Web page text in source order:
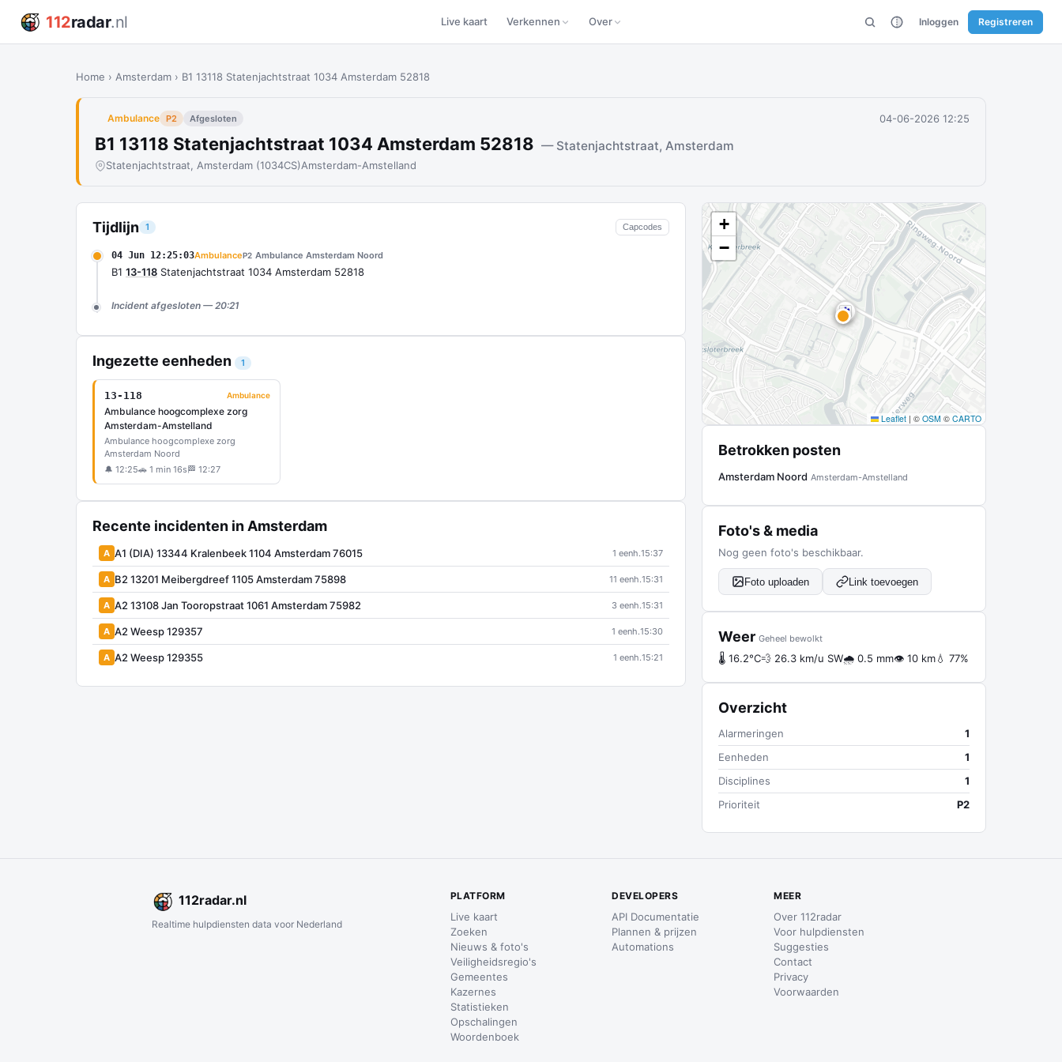
112radar.nl Live kaart Verkennen Over Inloggen Registreren
Home › Amsterdam › B1 13118 Statenjachtstraat 1034 Amsterdam 52818
Ambulance P2 Afgesloten 04-06-2026 12:25
B1 13118 Statenjachtstraat 1034 Amsterdam 52818 — Statenjachtstraat, Amsterdam
Statenjachtstraat, Amsterdam (1034CS)Amsterdam-Amstelland
Tijdlijn 1 Capcodes
04 Jun 12:25:03AmbulanceP2 Ambulance Amsterdam Noord
B1 13-118 Statenjachtstraat 1034 Amsterdam 52818
Incident afgesloten — 20:21
Ingezette eenheden 1
13-118 Ambulance
Ambulance hoogcomplexe zorg
Amsterdam-Amstelland
Ambulance hoogcomplexe zorg
Amsterdam Noord
🔔 12:25🚗 1 min 16s 🏁 12:27
Recente incidenten in Amsterdam
A A1 (DIA) 13344 Kralenbeek 1104 Amsterdam 76015 1 eenh.15:37
A B2 13201 Meibergdreef 1105 Amsterdam 75898 11 eenh.15:31
A A2 13108 Jan Tooropstraat 1061 Amsterdam 75982 3 eenh.15:31
A A2 Weesp 129357 1 eenh.15:30
A A2 Weesp 129355 1 eenh.15:21
+
−
Leaflet | © OSM © CARTO
Betrokken posten
Amsterdam Noord Amsterdam-Amstelland
Foto's & media
Nog geen foto's beschikbaar.
Foto uploaden Link toevoegen
Weer Geheel bewolkt
🌡 16.2°C💨 26.3 km/u SW🌧 0.5 mm👁 10 km💧 77%
Overzicht
Alarmeringen
1
Eenheden
1
Disciplines
1
Prioriteit
P2
112radar.nl
Realtime hulpdiensten data voor Nederland
PLATFORM
Live kaart
Zoeken
Nieuws & foto's
Veiligheidsregio's
Gemeentes
Kazernes
Statistieken
Opschalingen
Woordenboek
DEVELOPERS
API Documentatie
Plannen & prijzen
Automations
MEER
Over 112radar
Voor hulpdiensten
Suggesties
Contact
Privacy
Voorwaarden